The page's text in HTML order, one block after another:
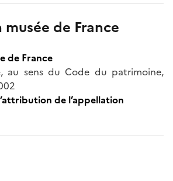
de France
de France
au sens du Code du patrimoine,
de l’appellation